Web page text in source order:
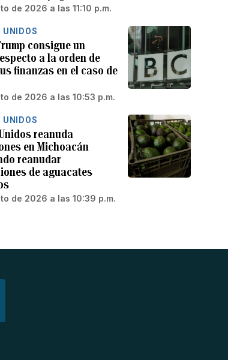
de 2026 a las 11:10 p.m.
UNIDOS
consigue un
a la orden de
finanzas en el caso de
de 2026 a las 10:53 p.m.
UNIDOS
reanuda
en Michoacán
reanudar
de aguacates
de 2026 a las 10:39 p.m.